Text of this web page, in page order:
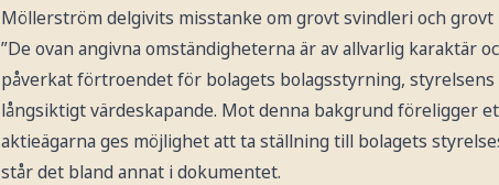
Möllerström delgivits misstanke om grovt svindleri och grovt
”De ovan angivna omständigheterna är av allvarlig karaktär
påverkat förtroendet för bolagets bolagsstyrning,
långsiktigt värdeskapande. Mot denna bakgrund föreligger
aktieägarna ges möjlighet att ta ställning till bolagets
står det bland annat i dokumentet.